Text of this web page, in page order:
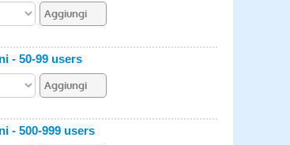
- 50-99 users
- 500-999 users